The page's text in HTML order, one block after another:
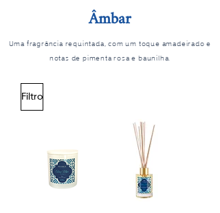
Âmbar
Uma fragrância requintada, com um toque amadeirado e
notas de pimenta rosa e baunilha.
Filtro